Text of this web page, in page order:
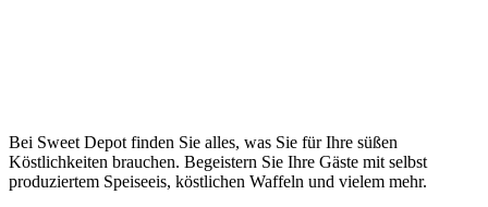
Bei Sweet Depot finden Sie alles, was Sie für Ihre süßen
Köstlichkeiten brauchen. Begeistern Sie Ihre Gäste mit selbst
produziertem Speiseeis, köstlichen Waffeln und vielem mehr.